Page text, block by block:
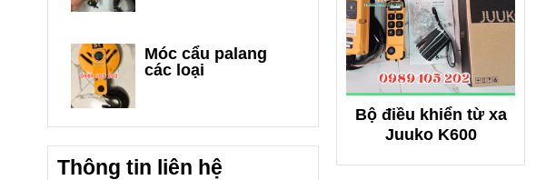
cầu trục
BB S
Bộ điều khiển từ xa
Juuko K600
Móc cẩu palang
các loại
Thông tin liên hệ